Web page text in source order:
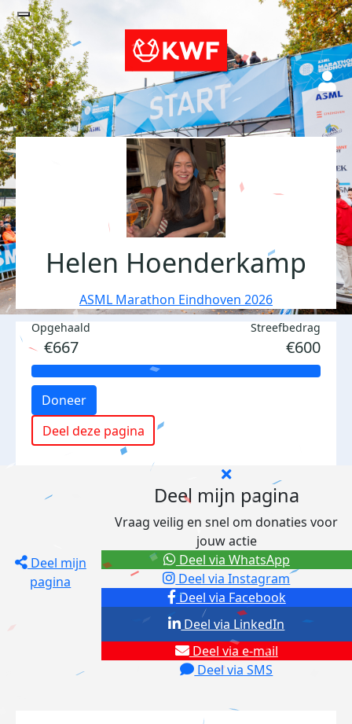
Helen Hoenderkamp
ASML Marathon Eindhoven 2026
Opgehaald
€667
Streefbedrag
€600
Doneer
Deel deze pagina
Deel mijn
pagina
Deel mijn pagina
Vraag veilig en snel om donaties voor
jouw actie
Deel via Facebook
Deel via Instagram
Deel via e-mail
Deel via SMS
Deel via LinkedIn
Deel via WhatsApp